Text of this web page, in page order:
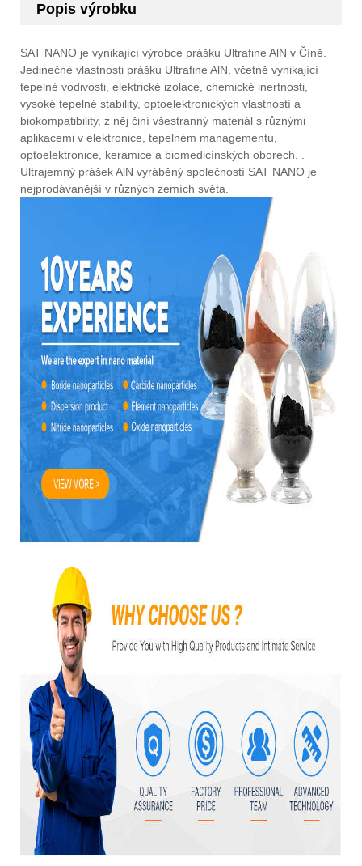
Popis výrobku
SAT NANO je vynikající výrobce prášku Ultrafine AlN v Číně.
Jedinečné vlastnosti prášku Ultrafine AlN, včetně vynikající
tepelné vodivosti, elektrické izolace, chemické inertnosti,
vysoké tepelné stability, optoelektronických vlastností a
biokompatibility, z něj činí všestranný materiál s různými
aplikacemi v elektronice, tepelném managementu,
optoelektronice, keramice a biomedicínských oborech. .
Ultrajemný prášek AlN vyráběný společností SAT NANO je
nejprodávanější v různých zemích světa.